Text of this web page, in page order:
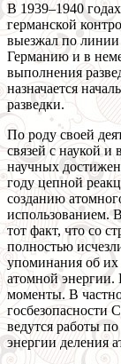
В 1939–1940
германской
выезжал по
Германию и в
выполнения
назначается
разведки.
По роду своей
связей с наукой и
научных
году цепной
созданию
использованием.
тот факт, что со
полностью
упоминания об их
атомной
моменты. В
госбезопасности
ведутся работы
энергии деления